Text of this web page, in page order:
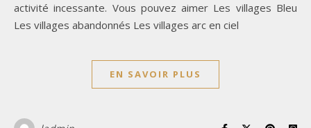
activité incessante. Vous pouvez aimer Les villages Bleu
Les villages abandonnés Les villages arc en ciel
EN SAVOIR PLUS